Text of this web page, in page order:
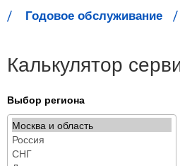
Годовое обслуживание
Калькулятор
Выбор региона